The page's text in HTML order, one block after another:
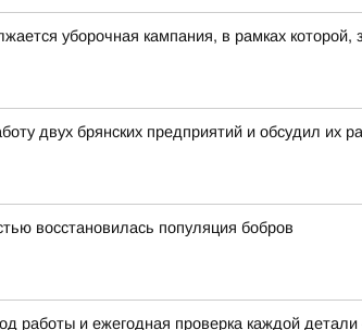
уборочная кампания, в рамках
двух брянских предприятий и обсудил их
восстановилась популяция бобров
работы и ежегодная проверка каждой